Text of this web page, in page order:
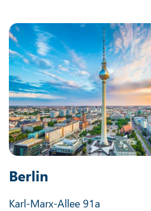
Berlin
Karl-Marx-Allee 91a